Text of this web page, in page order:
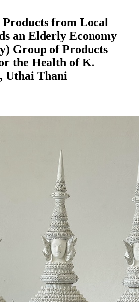
from Local
an Elderly Economy
Group of Products
the Health of K.
Uthai Thani